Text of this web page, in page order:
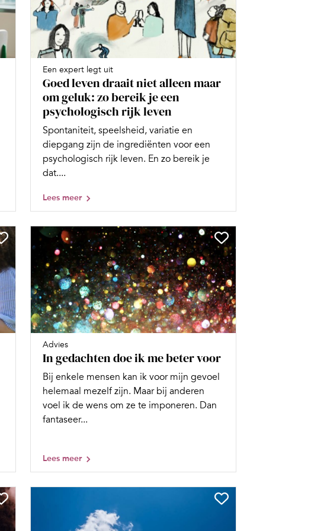
Een expert legt uit
Goed leven draait niet alleen maar
om geluk: zo bereik je een
psychologisch rijk leven
Spontaniteit, speelsheid, variatie en
diepgang zijn de ingrediënten voor een
psychologisch rijk leven. En zo bereik je
dat....
Lees meer
Advies
In gedachten doe ik me beter voor
Bij enkele mensen kan ik voor mijn gevoel
helemaal mezelf zijn. Maar bij anderen
voel ik de wens om ze te imponeren. Dan
fantaseer...
Lees meer